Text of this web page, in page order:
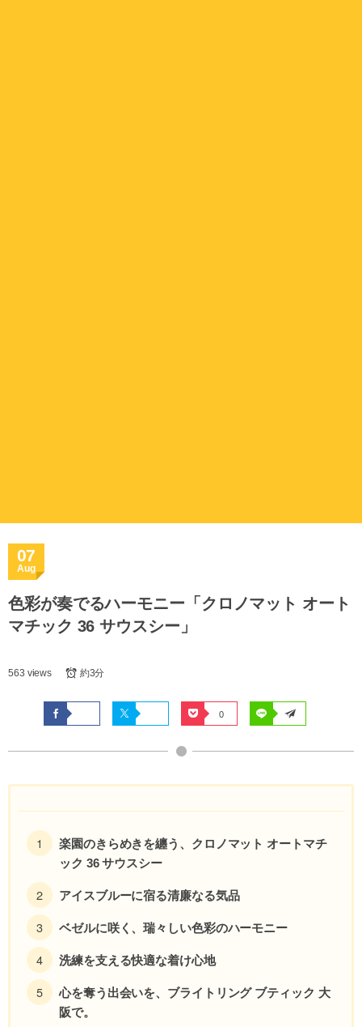
07
Aug
色彩が奏でるハーモニー「クロノマット オート
マチック 36 サウスシー」
563 views 約3分
0
楽園のきらめきを纏う、クロノマット オートマチ
ック 36 サウスシー
アイスブルーに宿る清廉なる気品
ベゼルに咲く、瑞々しい色彩のハーモニー
洗練を支える快適な着け心地
心を奪う出会いを、ブライトリング ブティック 大
阪で。